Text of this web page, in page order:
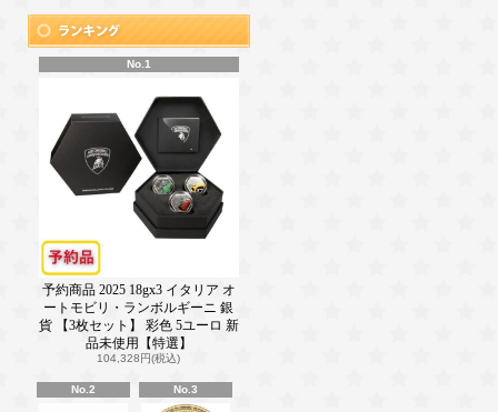
No.1
予約商品 2025 18gx3 イタリア オ
ートモビリ・ランボルギーニ 銀
貨 【3枚セット】 彩色 5ユーロ 新
品未使用【特選】
104,328円(税込)
No.2 No.3